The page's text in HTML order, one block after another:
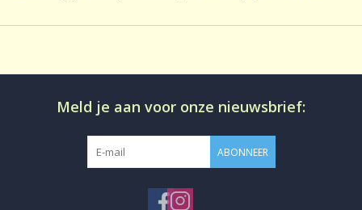
Meld je aan voor onze nieuwsbrief:
ABONNEER